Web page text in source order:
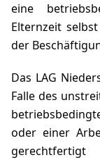
eine
Elternzeit
der
Das LAG
Falle des
oder einer